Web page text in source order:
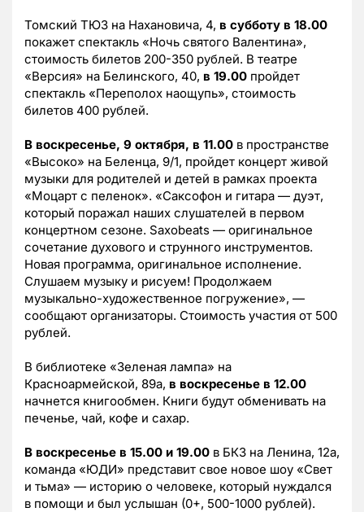
Томский ТЮЗ на Нахановича, 4, в субботу в 18.00
покажет спектакль «Ночь святого Валентина»,
стоимость билетов 200-350 рублей. В театре
«Версия» на Белинского, 40, в 19.00 пройдет
спектакль «Переполох наощупь», стоимость
билетов 400 рублей.
В воскресенье, 9 октября, в 11.00 в пространстве
«Высоко» на Беленца, 9/1, пройдет концерт живой
музыки для родителей и детей в рамках проекта
«Моцарт с пеленок». «Саксофон и гитара — дуэт,
который поражал наших слушателей в первом
концертном сезоне. Saxobeats — оригинальное
сочетание духового и струнного инструментов.
Новая программа, оригинальное исполнение.
Слушаем музыку и рисуем! Продолжаем
музыкально-художественное погружение», —
сообщают организаторы. Стоимость участия от 500
рублей.
В библиотеке «Зеленая лампа» на
Красноармейской, 89а, в воскресенье в 12.00
начнется книгообмен. Книги будут обменивать на
печенье, чай, кофе и сахар.
В воскресенье в 15.00 и 19.00 в БКЗ на Ленина, 12а,
команда «ЮДИ» представит свое новое шоу «Свет
и тьма» — историю о человеке, который нуждался
в помощи и был услышан (0+, 500-1000 рублей).